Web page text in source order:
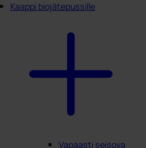
Kaappi biojätepussille
Vapaasti seisova